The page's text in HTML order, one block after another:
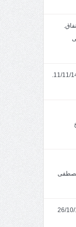
سمات المتقين ١-الانفاق.
خطبة الجمعة: ميلاد باب الجنان .بتاريخ11/11/1446.
مصطفى
مهمان.بتاريخ 26/10/1446